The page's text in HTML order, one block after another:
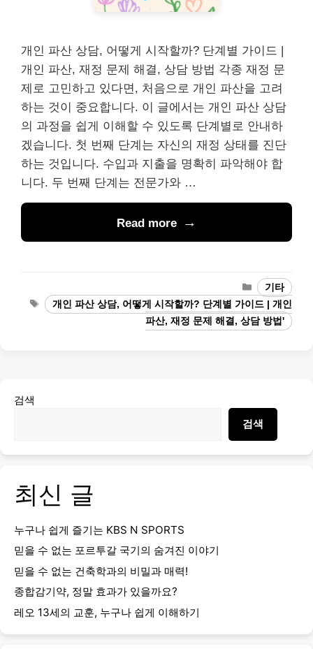
개인 파산 상담, 어떻게 시작할까? 단계별 가이드 |
개인 파산, 재정 문제 해결, 상담 방법 각종 재정 문
제로 고민하고 있다면, 처음으로 개인 파산을 고려
하는 것이 중요합니다. 이 글에서는 개인 파산 상담
의 과정을 쉽게 이해할 수 있도록 단계별로 안내하
겠습니다. 첫 번째 단계는 자신의 재정 상태를 진단
하는 것입니다. 수입과 지출을 명확히 파악해야 합
니다. 두 번째 단계는 전문가와 …
Read more
Categories
기타
Tags
개인 파산 상담, 어떻게 시작할까? 단계별 가이드 | 개인
파산, 재정 문제 해결, 상담 방법'
검색
검색
최신 글
누구나 쉽게 즐기는 KBS N SPORTS
믿을 수 없는 포르투갈 국기의 숨겨진 이야기
믿을 수 없는 건축학과의 비밀과 매력!
종합감기약, 정말 효과가 있을까요?
레오 13세의 교훈, 누구나 쉽게 이해하기